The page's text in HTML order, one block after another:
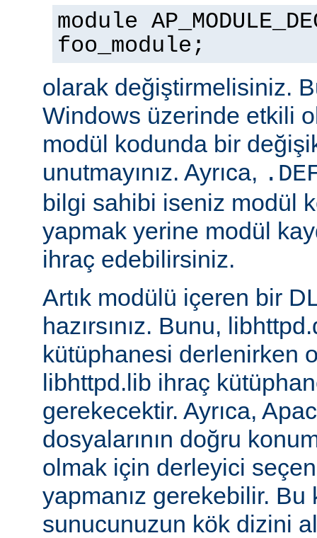
module
foo_module;
olarak değiştirmelisiniz.
Windows üzerinde etkili
modül kodunda bir
unutmayınız. Ayrıca,
bilgi sahibi iseniz modül
yapmak yerine modül
ihraç edebilirsiniz.
Artık modülü içeren bir
hazırsınız. Bunu,
kütüphanesi derlenirken
libhttpd.lib ihraç
gerekecektir. Ayrıca,
dosyalarının doğru
olmak için derleyici
yapmanız gerekebilir. Bu
sunucunuzun kök dizini